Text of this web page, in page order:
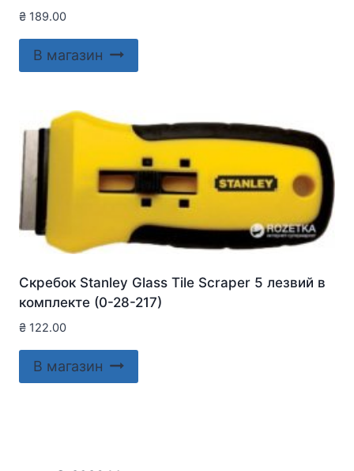
₴ 189.00
В магазин
Скребок Stanley Glass Tile Scraper 5 лезвий в
комплекте (0-28-217)
₴ 122.00
В магазин